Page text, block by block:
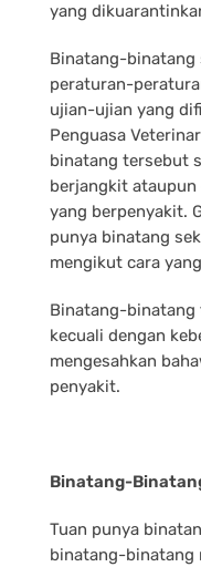
yang
Binatang-binatang
peraturan-
ujian-ujian yang
Penguasa
binatang tersebut
berjangkit
yang berpenyakit.
punya binatang
mengikut cara
Binatang-binatang
kecuali dengan
mengesahkan
penyakit.
Binatang-
Tuan punya
binatang-binatang